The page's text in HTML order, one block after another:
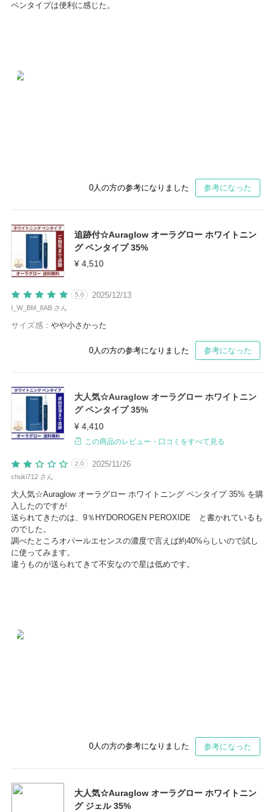
ペンタイプは便利に感じた。
0 人の方の参考になりました 参考になった
追跡付☆Auraglow オーラグロー ホワイトニン
グ ペンタイプ 35%
¥ 4,510
2025/12/13
5.0
I_W_BM_8AB さん
サイズ感： やや小さかった
0 人の方の参考になりました 参考になった
大人気☆Auraglow オーラグロー ホワイトニン
グ ペンタイプ 35%
¥ 4,410
この商品のレビュー・口コミをすべて見る
2025/11/26
2.0
chuki712 さん
大人気☆Auraglow オーラグロー ホワイトニング ペンタイプ 35% を購
入したのですが
送られてきたのは、9％HYDOROGEN PEROXIDE と書かれているも
のでした。
調べたところオパールエセンスの濃度で言えば約40%らしいので試し
に使ってみます。
違うものが送られてきて不安なので星は低めです。
0人の方の参考になりました 参考になった
大人気☆Auraglow オーラグロー ホワイトニン
グ ジェル 35%